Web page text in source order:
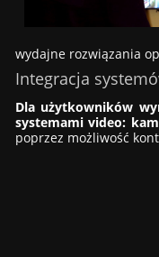
wydajne rozwiązania
Integracja
Dla użytkowników
systemami video:
poprzez możliwość